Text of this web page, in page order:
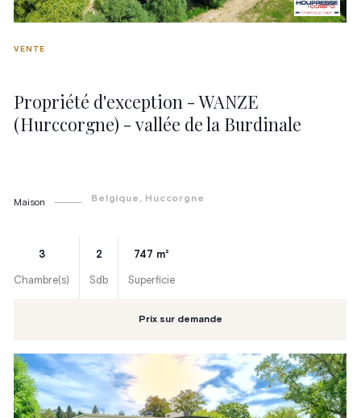
Propriété d'exception - WANZE
(Hurccorgne) - vallée de la Burdinale
VENTE
Maison Belgique , Huccorgne
3
Chambre(s)
2
Sdb
747 m²
Superficie
Prix sur demande